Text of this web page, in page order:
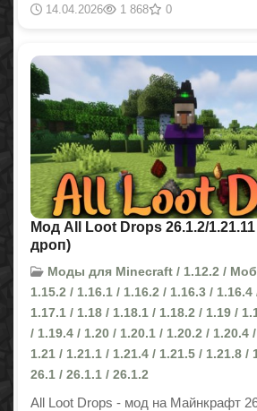
14.04.2026 1 868 0
Мод All Loot Drops 26.1.2/
дроп)
Моды для Minecraft / 1.12.2 /
1.15.2 / 1.16.1 / 1.16.2 / 1.16.3 / 1.16.4
1.17.1 / 1.18 / 1.18.1 / 1.18.2 / 1.19 /
/ 1.19.4 / 1.20 / 1.20.1 / 1.20.2 / 1.20.4
1.21 / 1.21.1 / 1.21.4 / 1.21.5 / 1.21.8 /
26.1 / 26.1.1 / 26.1.2
All Loot Drops - мод на Майнкрафт